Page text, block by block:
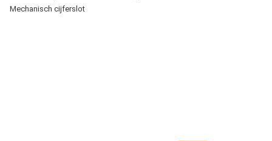
Mechanisch cijferslot